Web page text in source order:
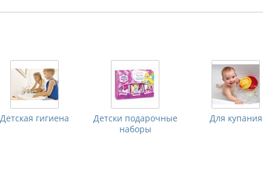
Детская гигиена
Детски подарочные
наборы
Для купания